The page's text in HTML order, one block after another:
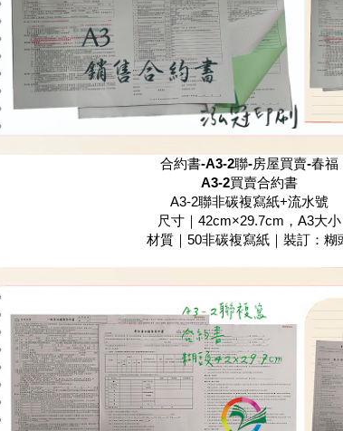
合約書-A3-2聯-房屋買賣-春福
A3-2買賣合約書
A3-2聯非碳複寫紙+流水號
尺寸｜42cm×29.7cm，A3大小
材質｜50非碳複寫紙｜裝訂：糊